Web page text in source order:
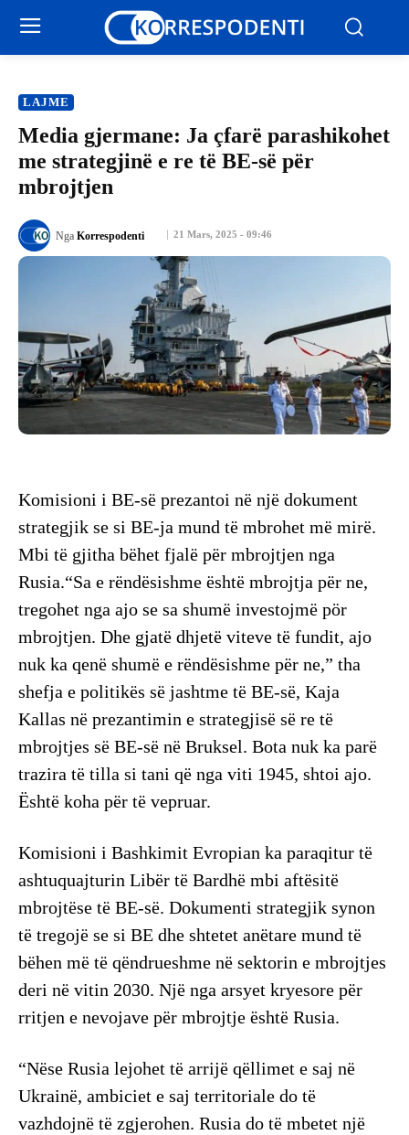
LAJME
Media gjermane: Ja çfarë parashikohet
me strategjinë e re të BE-së për
mbrojtjen
21 Mars, 2025 - 09:46
Nga Korrespodenti
Komisioni i BE-së prezantoi në një dokument
strategjik se si BE-ja mund të mbrohet më mirë.
Mbi të gjitha bëhet fjalë për mbrojtjen nga
Rusia.“Sa e rëndësishme është mbrojtja për ne,
tregohet nga ajo se sa shumë investojmë pör
mbrojtjen. Dhe gjatë dhjetë viteve të fundit, ajo
nuk ka qenë shumë e rëndësishme për ne,” tha
shefja e politikës së jashtme të BE-së, Kaja
Kallas në prezantimin e strategjisë së re të
mbrojtjes së BE-së në Bruksel. Bota nuk ka parë
trazira të tilla si tani që nga viti 1945, shtoi ajo.
Është koha për të vepruar.
Komisioni i Bashkimit Evropian ka paraqitur të
ashtuquajturin Libër të Bardhë mbi aftësitë
mbrojtëse të BE-së. Dokumenti strategjik synon
të tregojë se si BE dhe shtetet anëtare mund të
bëhen më të qëndrueshme në sektorin e mbrojtjes
deri në vitin 2030. Një nga arsyet kryesore për
rritjen e nevojave për mbrojtje është Rusia.
“Nëse Rusia lejohet të arrijë qëllimet e saj në
Ukrainë, ambiciet e saj territoriale do të
vazhdojnë të zgjerohen. Rusia do të mbetet një